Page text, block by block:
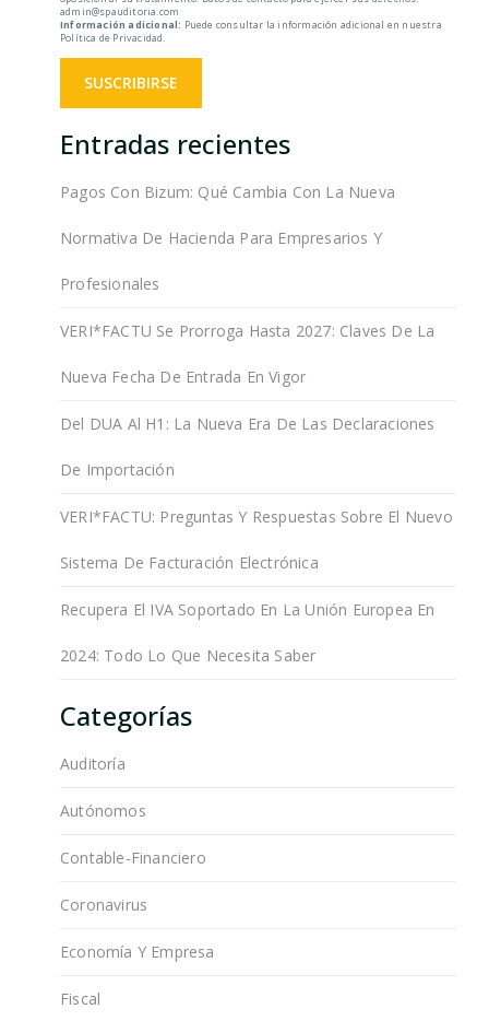
admin@spauditoria.com
Información adicional: Puede consultar la información adicional en nuestra
Política de Privacidad.
Entradas recientes
Pagos Con Bizum: Qué Cambia Con La Nueva
Normativa De Hacienda Para Empresarios Y
Profesionales
VERI*FACTU Se Prorroga Hasta 2027: Claves De La
Nueva Fecha De Entrada En Vigor
Del DUA Al H1: La Nueva Era De Las Declaraciones
De Importación
VERI*FACTU: Preguntas Y Respuestas Sobre El Nuevo
Sistema De Facturación Electrónica
Recupera El IVA Soportado En La Unión Europea En
2024: Todo Lo Que Necesita Saber
Categorías
Auditoría
Autónomos
Contable-Financiero
Coronavirus
Economía Y Empresa
Fiscal